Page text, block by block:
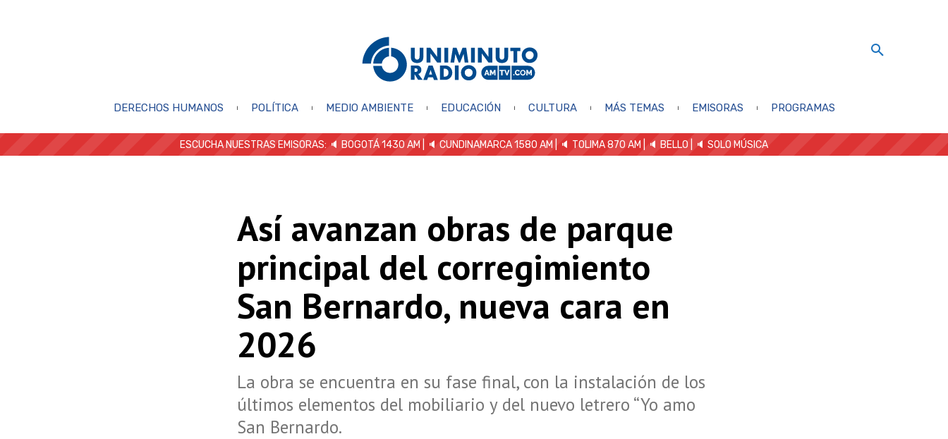
DERECHOS HUMANOS POLÍTICA MEDIO AMBIENTE EDUCACIÓN CULTURA MÁS TEMAS EMISORAS PROGRAMAS
ESCUCHA NUESTRAS EMISORAS: 🔈 BOGOTÁ 1430 AM | 🔈 CUNDINAMARCA 1580 AM | 🔈 TOLIMA 870 AM | 🔈 BELLO 🔈 SOLO MÚSICA
Así avanzan obras de parque
principal del corregimiento
San Bernardo, nueva cara en
2026
La obra se encuentra en su fase final, con la instalación de los
últimos elementos del mobiliario y del nuevo letrero “Yo amo
San Bernardo.